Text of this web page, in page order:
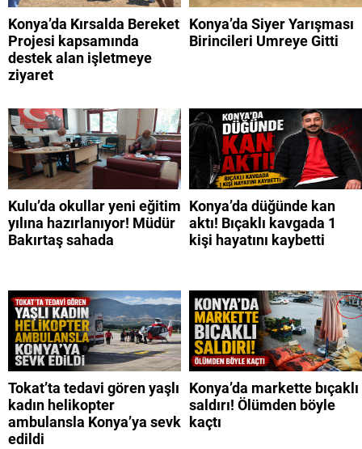
Konya’da Kırsalda Bereket
Projesi kapsamında
destek alan işletmeye
ziyaret
Konya’da Siyer Yarışması
Birincileri Umreye Gitti
Kulu’da okullar yeni eğitim
yılına hazırlanıyor! Müdür
Bakırtaş sahada
Konya’da düğünde kan
aktı! Bıçaklı kavgada 1
kişi hayatını kaybetti
Tokat’ta tedavi gören yaşlı
kadın helikopter
ambulansla Konya’ya sevk
edildi
Konya’da markette bıçaklı
saldırı! Ölümden böyle
kaçtı